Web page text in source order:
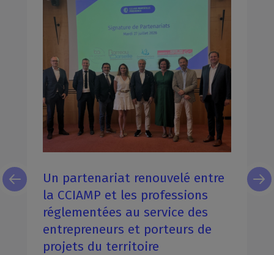
Un partenariat renouvelé entre
la CCIAMP et les professions
réglementées au service des
entrepreneurs et porteurs de
projets du territoire